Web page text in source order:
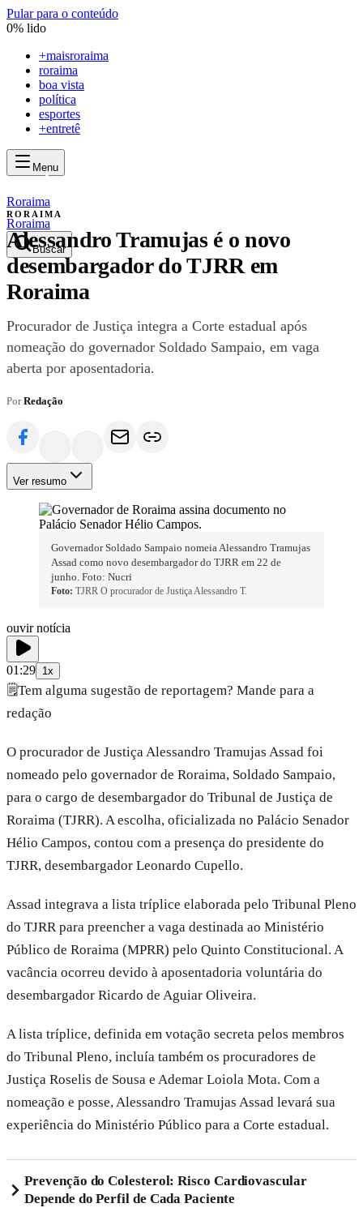
Pular para o conteúdo
0% lido
+maisroraima
roraima
boa vista
política
esportes
+entretê
Menu
maisroraima
mais
Roraima
Buscar
Roraima
RORAIMA
Alessandro Tramujas é o novo
desembargador do TJRR em
Roraima
Procurador de Justiça integra a Corte estadual após
nomeação do governador Soldado Sampaio, em vaga
aberta por aposentadoria.
PorRedação
Ver resumo
Governador Soldado Sampaio nomeia Alessandro Tramujas
Assad como novo desembargador do TJRR em 22 de
junho. Foto: Nucri
Foto: TJRR O procurador de Justiça Alessandro T.
ouvir notícia
01:29 1x
🗒️Tem alguma sugestão de reportagem? Mande para a
redação
O procurador de Justiça Alessandro Tramujas Assad foi
nomeado pelo governador de Roraima, Soldado Sampaio,
para o cargo de desembargador do Tribunal de Justiça de
Roraima (TJRR). A escolha, oficializada no Palácio Senador
Hélio Campos, contou com a presença do presidente do
TJRR, desembargador Leonardo Cupello.
Assad integrava a lista tríplice elaborada pelo Tribunal Pleno
do TJRR para preencher a vaga destinada ao Ministério
Público de Roraima (MPRR) pelo Quinto Constitucional. A
vacância ocorreu devido à aposentadoria voluntária do
desembargador Ricardo de Aguiar Oliveira.
A lista tríplice, definida em votação secreta pelos membros
do Tribunal Pleno, incluía também os procuradores de
Justiça Roselis de Sousa e Ademar Loiola Mota. Com a
nomeação e posse, Alessandro Tramujas Assad levará sua
experiência do Ministério Público para a Corte estadual.
Prevenção do Colesterol: Risco Cardiovascular
Depende do Perfil de Cada Paciente